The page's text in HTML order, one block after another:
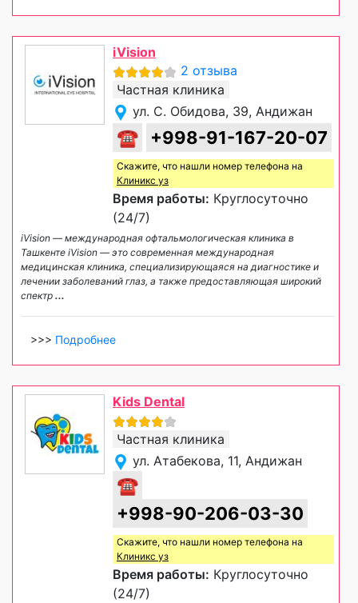
iVision
2 отзыва
Частная клиника
ул. С. Обидова, 39, Андижан
☎ +998-91-167-20-07
Скажите, что нашли номер телефона на
Клиникс уз
Время работы: Круглосуточно
(24/7)
iVision — международная офтальмологическая клиника в
Ташкенте iVision — это современная международная
медицинская клиника, специализирующаяся на диагностике и
лечении заболеваний глаз, а также предоставляющая широкий
спектр ...
>>> Подробнее
Kids Dental
Частная клиника
ул. Атабекова, 11, Андижан
☎
+998-90-206-03-30
Скажите, что нашли номер телефона на
Клиникс уз
Время работы: Круглосуточно
(24/7)